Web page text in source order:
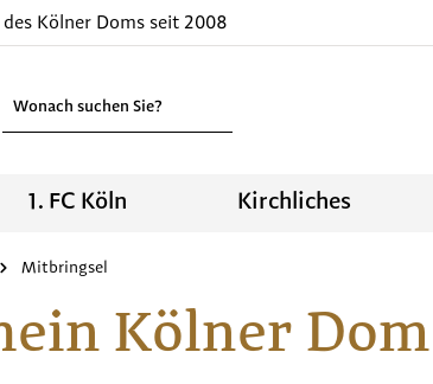
Kölner Doms seit 2008
1. FC Köln Kirchliches
Mitbringsel
Kölner Dom